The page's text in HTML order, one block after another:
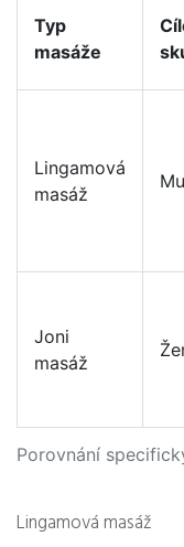
Porovnání
Typ
masáže
Lingamová
masáž
Joni
masáž
Lingamová masáž